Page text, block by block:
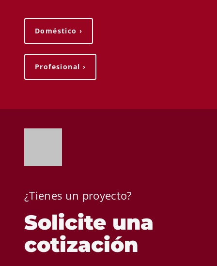
Doméstico ›
Profesional ›
¿Tienes un proyecto?
Solicite una
cotización